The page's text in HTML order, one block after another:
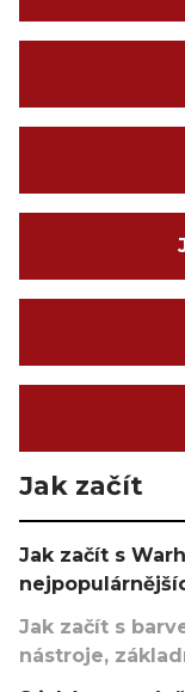
Jak začít
Jak začít s
Jak začít s
nástroje,